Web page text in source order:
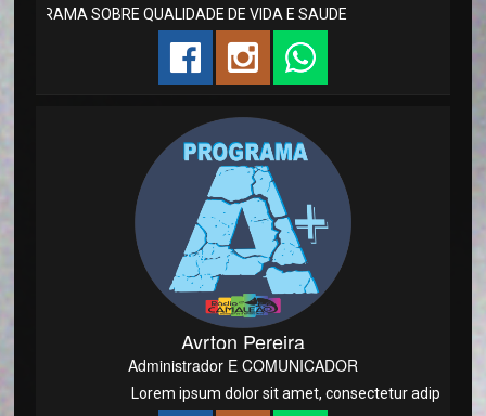
SOBRE QUALIDADE DE VIDA E SAUDE
Ayrton Pereira
Administrador E COMUNICADOR
Lorem ipsum dolor sit amet, consectetur adipisicing elit,